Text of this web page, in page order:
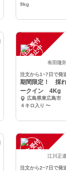
9kg
注
文
受
付
停
止
中
有田隆則
注文から1~7日で発
期間限定！ 採
ークイン 4Kg
広島県東広島市
４キロ入り 〜
注
文
受
付
停
止
中 江川正道
注文から2~7日で発